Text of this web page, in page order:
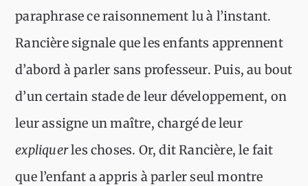
paraphrase ce raisonnement lu à l’instant.
Rancière signale que les enfants apprennent
d’abord à parler sans professeur. Puis, au bout
d’un certain stade de leur développement, on
leur assigne un maître, chargé de leur
expliquerles choses. Or, dit Rancière, le fait
que l’enfant a appris à parler seul montre